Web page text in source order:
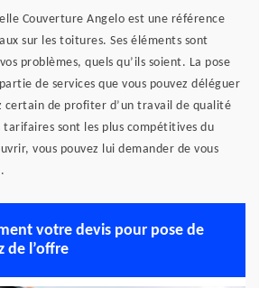
Couverture Angelo est une référence
sur les toitures. Ses éléments sont
problèmes, quels qu’ils soient. La pose
de services que vous pouvez déléguer
certain de profiter d’un travail de qualité
tarifaires sont les plus compétitives du
vous pouvez lui demander de vous
votre devis pour pose de
de l’offre